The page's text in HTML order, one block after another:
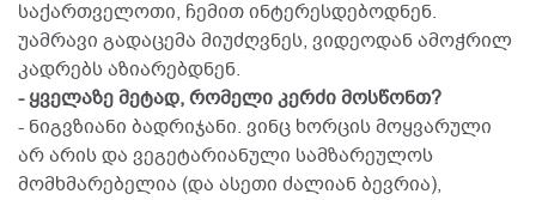
საქართველოთი, ჩემით ინტერესდებოდნენ.
უამრავი გადაცემა მიუძღვნეს, ვიდეოდან ამოჭრილ
კადრებს აზიარებდნენ.
- ყველაზე მეტად, რომელი კერძი მოსწონთ?
- ნიგვზიანი ბადრიჯანი. ვინც ხორცის მოყვარული
არ არის და ვეგეტარიანული სამზარეულოს
მომხმარებელია (და ასეთი ძალიან ბევრია),